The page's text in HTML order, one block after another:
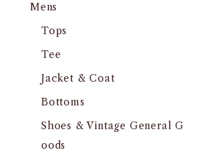
Mens
Tops
Tee
Jacket & Coat
Bottoms
Shoes & Vintage General G
oods